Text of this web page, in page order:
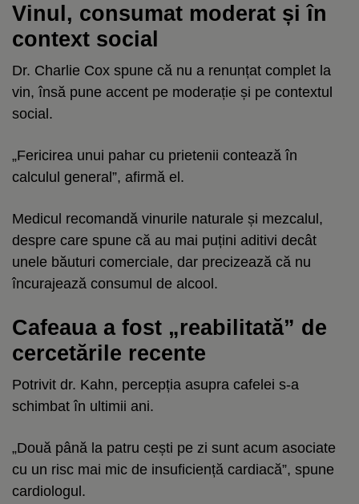
Vinul, consumat moderat și în
context social
Dr. Charlie Cox spune că nu a renunțat complet la
vin, însă pune accent pe moderație și pe contextul
social.
„Fericirea unui pahar cu prietenii contează în
calculul general”, afirmă el.
Medicul recomandă vinurile naturale și mezcalul,
despre care spune că au mai puțini aditivi decât
unele băuturi comerciale, dar precizează că nu
încurajează consumul de alcool.
Cafeaua a fost „reabilitată” de
cercetările recente
Potrivit dr. Kahn, percepția asupra cafelei s-a
schimbat în ultimii ani.
„Două până la patru cești pe zi sunt acum asociate
cu un risc mai mic de insuficiență cardiacă”, spune
cardiologul.